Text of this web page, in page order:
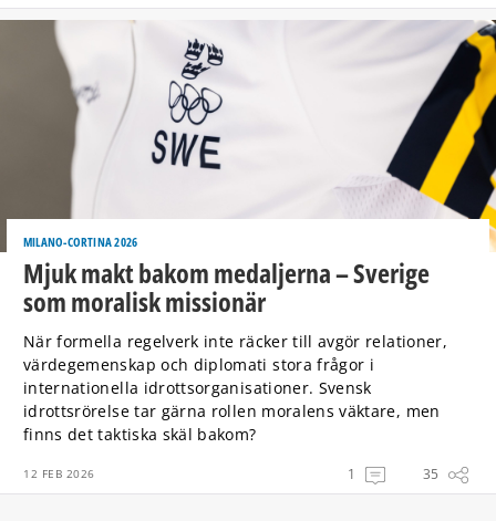
MILANO-CORTINA 2026
Mjuk makt bakom medaljerna – Sverige
som moralisk missionär
När formella regelverk inte räcker till avgör relationer,
värdegemenskap och diplomati stora frågor i
internationella idrottsorganisationer. Svensk
idrottsrörelse tar gärna rollen moralens väktare, men
finns det taktiska skäl bakom?
12 FEB 2026 1 35